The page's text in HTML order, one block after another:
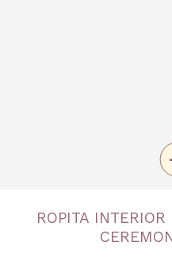
8 años 10 años 12
ROPITA